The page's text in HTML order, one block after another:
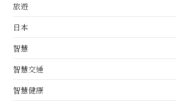
旅遊
日本
智慧
智慧交通
智慧健康